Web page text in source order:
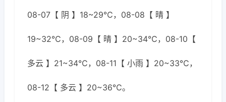
08-07【 阴 】18~29℃，08-08【 晴 】
19~32℃，08-09【 晴 】20~34℃，08-10【
多云 】21~34℃，08-11【 小雨 】20~33℃，
08-12【 多云 】20~36℃。